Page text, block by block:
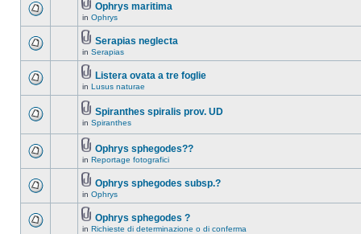
Ophrys maritima
in Ophrys
Serapias neglecta
in Serapias
Listera ovata a tre foglie
in Lusus naturae
Spiranthes spiralis prov. UD
in Spiranthes
Ophrys sphegodes??
in Reportage fotografici
Ophrys sphegodes subsp.?
in Ophrys
Ophrys sphegodes ?
in Richieste di determinazione o di conferma